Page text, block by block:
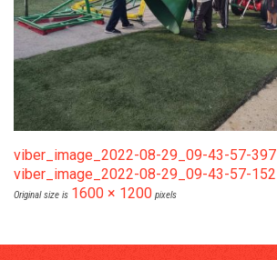
viber_image_2022-08-29_09-43-57-397
viber_image_2022-08-29_09-43-57-152
Original size is 1600 × 1200 pixels